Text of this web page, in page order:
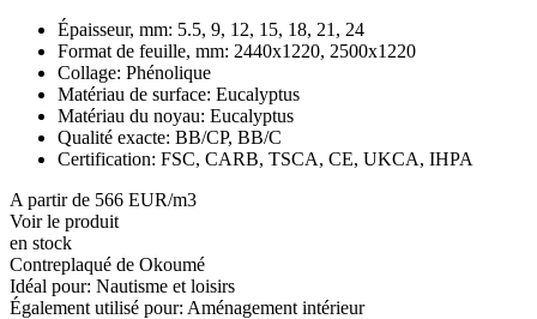
Épaisseur, mm: 5.5, 9, 12, 15, 18, 21, 24
Format de feuille, mm: 2440x1220, 2500x1220
Collage: Phénolique
Matériau de surface: Eucalyptus
Matériau du noyau: Eucalyptus
Qualité exacte: BB/CP, BB/C
Certification: FSC, CARB, TSCA, CE, UKCA, IHPA
A partir de 566 EUR/m3
Voir le produit
en stock
Contreplaqué de Okoumé
Idéal pour: Nautisme et loisirs
Également utilisé pour: Aménagement intérieur